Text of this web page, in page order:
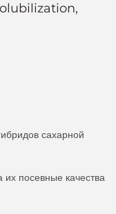
сахарной
посевные качества